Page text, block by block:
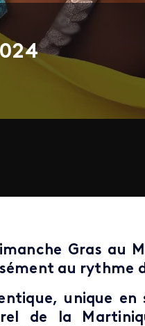
Gras au
au rythme
unique
de la